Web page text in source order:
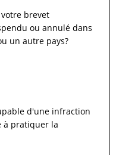
brevet
ou annulé dans
un autre pays?
d'une infraction